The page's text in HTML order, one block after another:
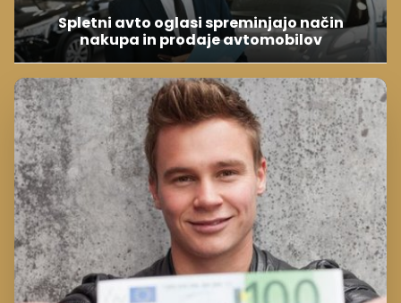
Spletni avto oglasi spreminjajo način
nakupa in prodaje avtomobilov